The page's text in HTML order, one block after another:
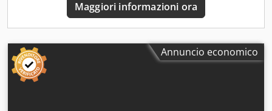
professionisti ✔ Consegna disponibile in cantiere ✔
Garanzia di rimborso ✔ Opzioni di pagamento sicure e
Offriamo strumenti e risorse utili per tutti i proprietari e gli
operatori di attrezzature, facilmente accessibili sulla
nostra piattaforma.
Maggiori informazioni ora
Annuncio economico